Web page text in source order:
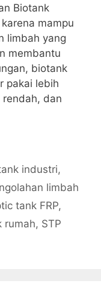
Biotank
mampu
limbah yang
membantu
biotank
pakai lebih
rendah, dan
industri,
limbah
tank FRP,
rumah, STP